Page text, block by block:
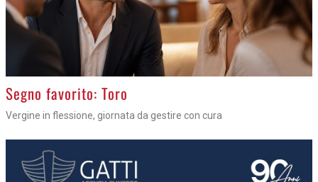
>
Segno favorito: Toro
Vergine in flessione, giornata da gestire con cura